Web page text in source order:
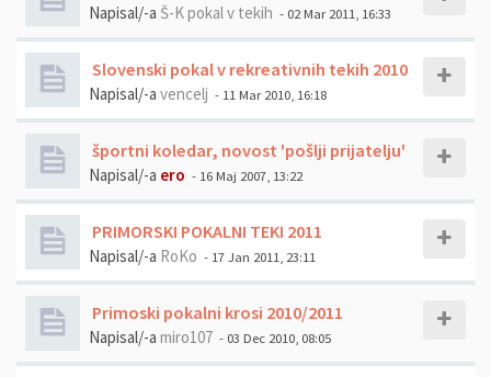
Napisal/-a Š-K pokal v tekih - 02 Mar 2011, 16:33
Slovenski pokal v rekreativnih tekih 2010
Napisal/-a vencelj - 11 Mar 2010, 16:18
športni koledar, novost 'pošlji prijatelju'
Napisal/-a ero - 16 Maj 2007, 13:22
PRIMORSKI POKALNI TEKI 2011
Napisal/-a RoKo - 17 Jan 2011, 23:11
Primoski pokalni krosi 2010/2011
Napisal/-a miro107 - 03 Dec 2010, 08:05